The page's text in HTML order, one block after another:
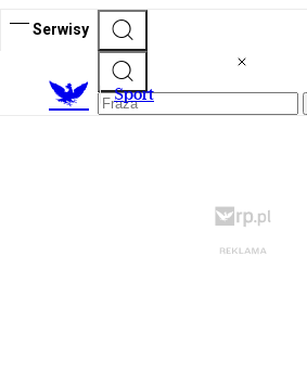
Serwisy
Sport